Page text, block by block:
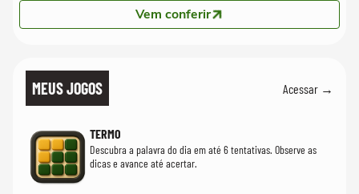
Vem conferir
MEUS JOGOS Acessar →
TERMO
Descubra a palavra do dia em até 6 tentativas. Observe as
dicas e avance até acertar.